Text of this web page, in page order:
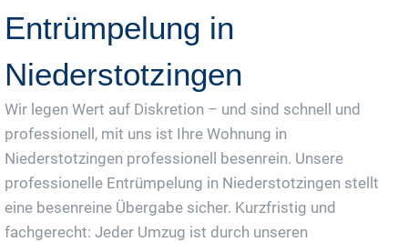
Entrümpelung in
Niederstotzingen
Wir legen Wert auf Diskretion – und sind schnell und
professionell, mit uns ist Ihre Wohnung in
Niederstotzingen professionell besenrein. Unsere
professionelle Entrümpelung in Niederstotzingen stellt
eine besenreine Übergabe sicher. Kurzfristig und
fachgerecht: Jeder Umzug ist durch unseren